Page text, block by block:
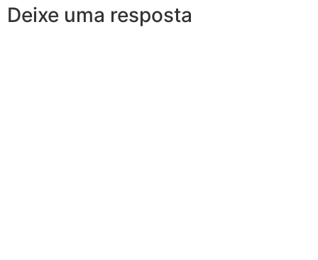
Deixe uma resposta